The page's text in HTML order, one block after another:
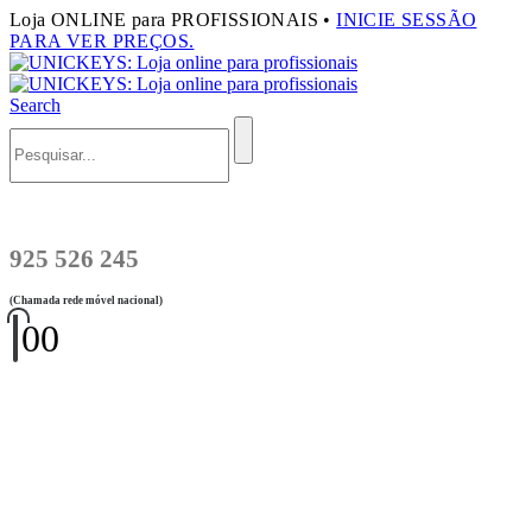
Loja ONLINE para PROFISSIONAIS •INICIE SESSÃO
PARA VER PREÇOS.
Search
925 526 245
(Chamada rede móvel nacional)
00